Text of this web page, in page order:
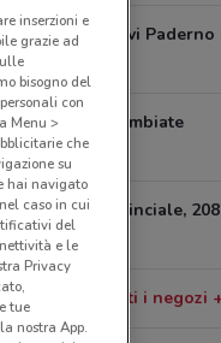
S.S. Dei Giovi
Ex Ss 527 Limbiate
19.9 km
Strada Provinciale,
21.5 km
Tutti i negozi
inserzioni e
grazie ad
bisogno del
con
Menu >
che
su
hai navigato
caso in cui
del
e le
Privacy
tue
nostra App.